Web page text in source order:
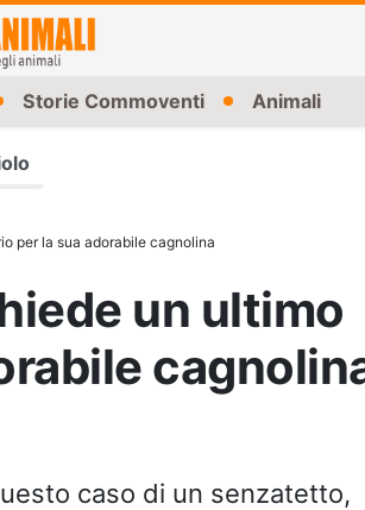
Storie Commoventi Animali
per la sua adorabile cagnolina
un ultimo
caso di un senzatetto,